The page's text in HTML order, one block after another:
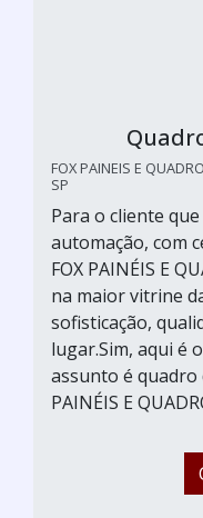
FOX PAINEIS E
SP
Para o cliente
automação, com
FOX PAINÉIS E
na maior vitrine
sofisticação,
lugar.Sim, aqui é
assunto é quadro
PAINÉIS E